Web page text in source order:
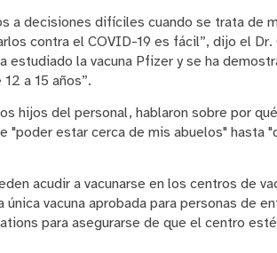
a decisiones difíciles cuando se trata de
contra el COVID-19 es fácil”, dijo el Dr.
estudiado la vacuna Pfizer y se ha
a 15 años”.
hijos del personal, hablaron sobre por
"poder estar cerca de mis abuelos" hasta
acudir a vacunarse en los centros de
vacuna aprobada para personas de
para asegurarse de que el centro